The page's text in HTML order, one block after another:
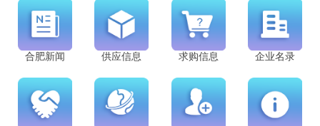
合肥新闻 供应信息 求购信息 企业名录